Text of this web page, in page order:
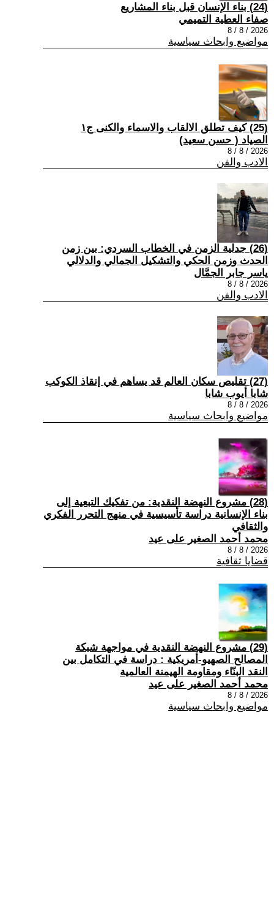
(24) بناء الإنسان قبل بناء المشاريع
صفاء العطية التميمي
2026 / 8 / 8
مواضيع وابحاث سياسية
(25) كيف تطلق الالقاب والاسماء والكنى ج١
الصياد ‏( حسن سعيد‏)
2026 / 8 / 8
الادب والفن
(26) جدلية الزمن في الخطاب السردي: بين زمن
الحدث وزمن الحكي والتشكيل الجمالي والدلالي
ياسر جابر الجمَّال
2026 / 8 / 8
الادب والفن
(27) تقليص سكان العالم قد يساهم في إنقاذ الكوكب
شابا أيوب شابا
2026 / 8 / 8
مواضيع وابحاث سياسية
(28) مشروع النهضة النقدية: من تفكيك التبعية إلى
بناء الإنسانية دراسة تأسيسية في منهج التحرر الفكري
والثقافي
محمد أحمد الصغير على عيد
2026 / 8 / 8
قضايا ثقافية
(29) مشروع النهضة النقدية في مواجهة شبكة
المصالح الصهيو-أمريكية : دراسة في التكامل بين
النقد البنّاء ومقاومة الهيمنة العالمية
محمد أحمد الصغير على عيد
2026 / 8 / 8
مواضيع وابحاث سياسية